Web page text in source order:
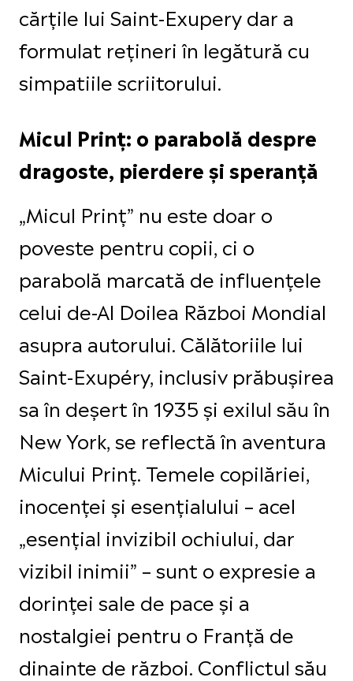
cărțile lui Saint-Exupery dar a
formulat rețineri în legătură cu
simpatiile scriitorului.
Micul Prinț: o parabolă despre
dragoste, pierdere și speranță
„Micul Prinț” nu este doar o
poveste pentru copii, ci o
parabolă marcată de influențele
celui de-Al Doilea Război Mondial
asupra autorului. Călătoriile lui
Saint-Exupéry, inclusiv prăbușirea
sa în deșert în 1935 și exilul său în
New York, se reflectă în aventura
Micului Prinț. Temele copilăriei,
inocenței și esențialului – acel
„esențial invizibil ochiului, dar
vizibil inimii” – sunt o expresie a
dorinței sale de pace și a
nostalgiei pentru o Franță de
dinainte de război. Conflictul său